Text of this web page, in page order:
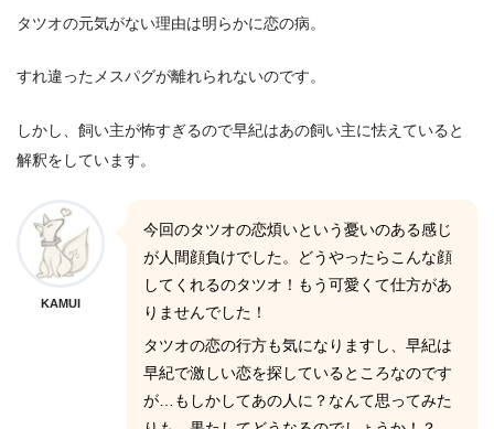
タツオの元気がない理由は明らかに恋の病。
すれ違ったメスパグが離れられないのです。
しかし、飼い主が怖すぎるので早紀はあの飼い主に怯えていると
解釈をしています。
KAMUI
今回のタツオの恋煩いという憂いのある感じ
が人間顔負けでした。どうやったらこんな顔
してくれるのタツオ！もう可愛くて仕方があ
りませんでした！
タツオの恋の行方も気になりますし、早紀は
早紀で激しい恋を探しているところなのです
が…もしかしてあの人に？なんて思ってみた